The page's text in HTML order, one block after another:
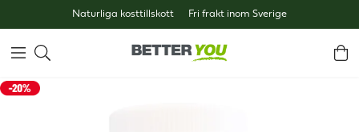
Naturliga kosttillskott Fri frakt inom Sverige